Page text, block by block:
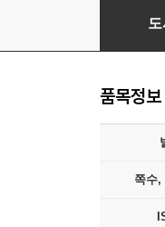
지적장애
품목정보
쪽수,